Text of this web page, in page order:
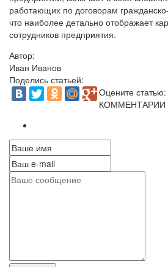
работающих по договорам
что наиболее детально отображает
сотрудников предприятия.
Автор:
Иван Иванов
Поделись статьей:
Оцените статью:
КОММЕНТАРИИ